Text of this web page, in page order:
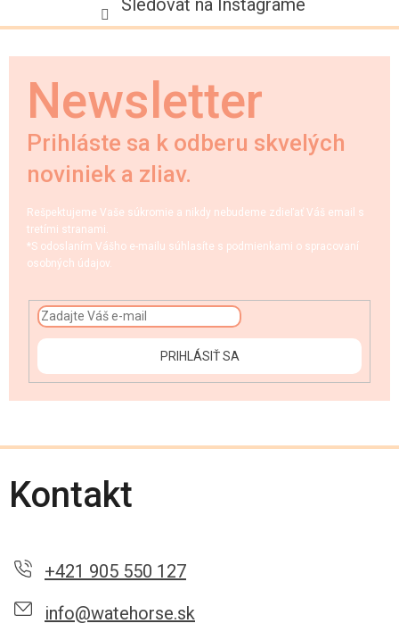
Sledovať na Instagrame
Newsletter
Prihláste sa k odberu skvelých
noviniek a zliav.
Rešpektujeme Vaše súkromie a nikdy nebudeme zdieľať Váš email s
tretími stranami.
*S odoslaním Vášho e-mailu súhlasíte s podmienkami o spracovaní
osobných údajov.
PRIHLÁSIŤ SA
Kontakt
+421 905 550 127
info@watehorse.sk